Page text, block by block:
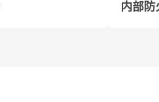
内部